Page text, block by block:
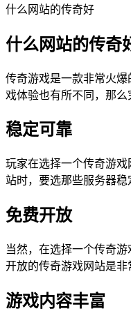
什么网站的传奇好
什么网站的传奇
传奇游戏是一款非常火
戏体验也有所不同，那么
稳定可靠
玩家在选择一个传奇游
站时，要选那些服务器稳
免费开放
当然，在选择一个传奇
开放的传奇游戏网站是非
游戏内容丰富